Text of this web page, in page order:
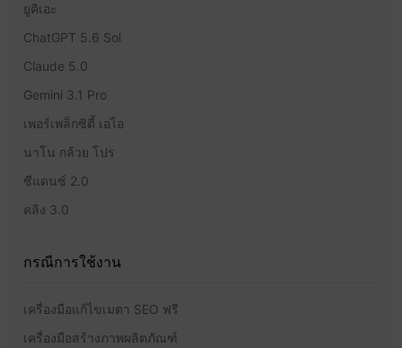
ยูคิเอะ
ChatGPT 5.6 Sol
Claude 5.0
Gemini 3.1 Pro
เพอร์เพล็กซิตี้ เอไอ
นาโน กล้วย โปร
ซีแดนซ์ 2.0
คลิง 3.0
กรณีการใช้งาน
เครื่องมือแก้ไขเมตา SEO ฟรี
เครื่องมือสร้างภาพผลิตภัณฑ์